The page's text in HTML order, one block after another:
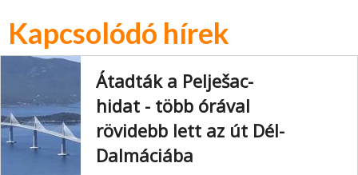
Kapcsolódó hírek
Átadták a Pelješac-
hidat - több órával
rövidebb lett az út Dél-
Dalmáciába